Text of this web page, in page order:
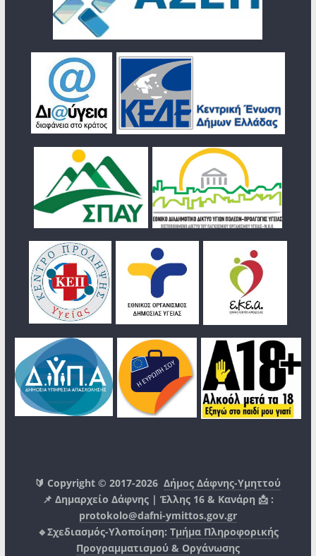
🔰 Copyright © 2017-2026Δήμος Δάφνης-Υμηττού
📌 Δημαρχείο Δάφνης | Έλλης 16 & Κανάρη 📩 :
protokolo@dafni-ymittos.gov.gr
🔹Σχεδιασμός-Υλοποίηση: Τμήμα Πληροφορικής
Προγραμματισμού & Οργάνωσης